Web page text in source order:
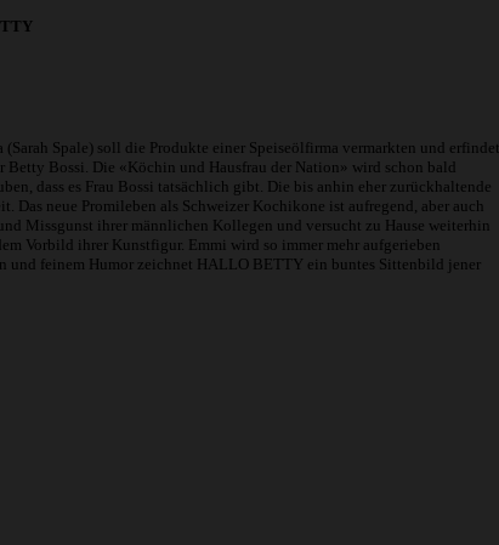
Spale) soll die Produkte einer Speiseölfirma vermarkten und erfindet
Bossi. Die «Köchin und Hausfrau der Nation» wird schon bald
dass es Frau Bossi tatsächlich gibt. Die bis anhin eher zurückhaltende
neue Promileben als Schweizer Kochikone ist aufregend, aber auch
Missgunst ihrer männlichen Kollegen und versucht zu Hause weiterhin
Vorbild ihrer Kunstfigur. Emmi wird so immer mehr aufgerieben
und feinem Humor zeichnet HALLO BETTY ein buntes Sittenbild jener